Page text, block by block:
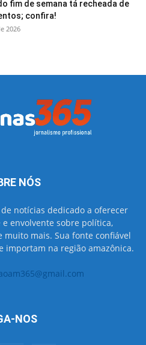
fim de semana tá recheada de
confira!
2026
NÓS
notícias dedicado a oferecer
envolvente sobre política,
muito mais. Sua fonte confiável
importam na região amazônica.
NOS